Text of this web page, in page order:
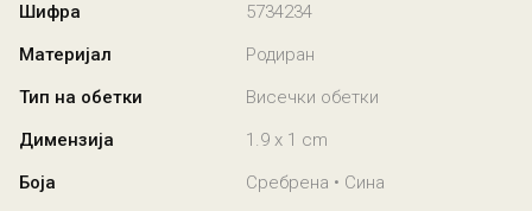
Шифра
5734234
Материјал
Родиран
Тип на обетки
Висечки обетки
Димензија
1.9 x 1 cm
Боја
Сребрена • Сина